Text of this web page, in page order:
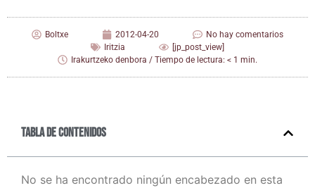
Boltxe 2012-04-20
No hay comentarios
Iritzia
[jp_post_view]
Irakurtzeko denbora / Tiempo de lectura: < 1 min.
Tabla de contenidos
No se ha encontrado ningún encabezado en esta